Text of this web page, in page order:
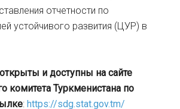
отчетности по
устойчивого развития (ЦУР) в
и доступны на сайте
комитета Туркменистана по
: https://sdg.stat.gov.tm/